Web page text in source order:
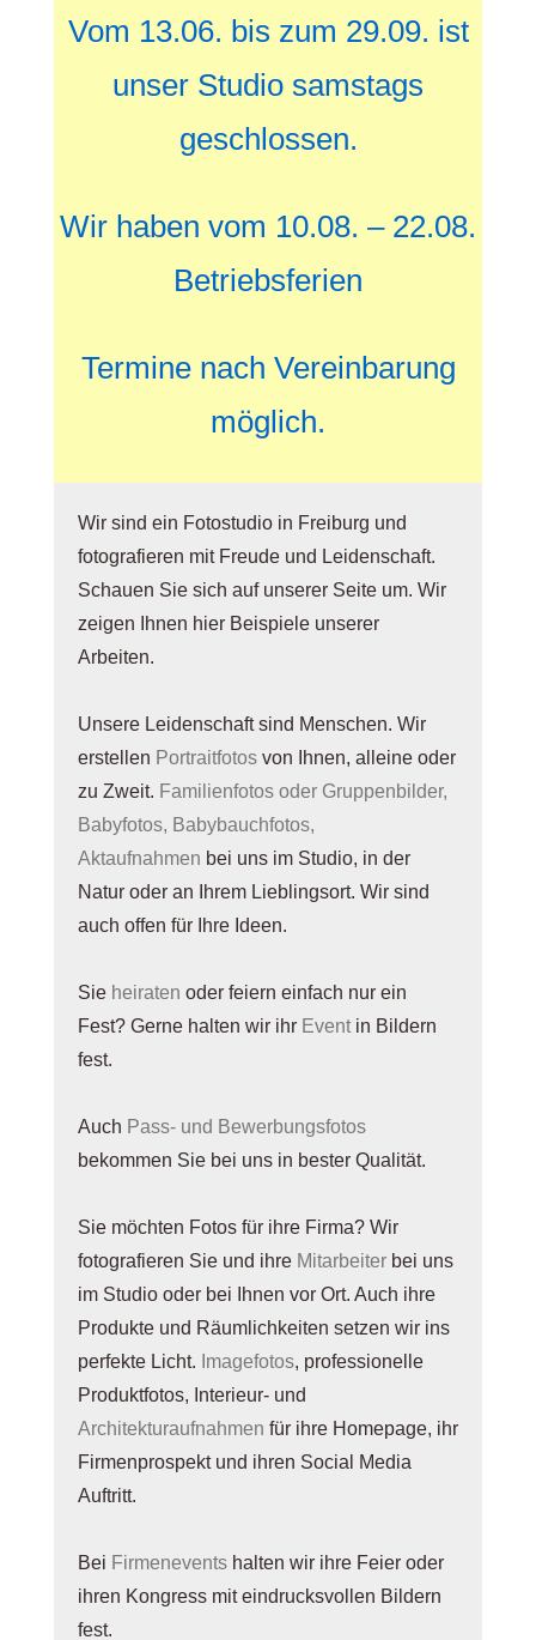
Vom 13.06. bis zum 29.09. ist
unser Studio samstags
geschlossen.
Wir haben vom 10.08. – 22.08.
Betriebsferien
Termine nach Vereinbarung
möglich.
Wir sind ein Fotostudio in Freiburg und
fotografieren mit Freude und Leidenschaft.
Schauen Sie sich auf unserer Seite um. Wir
zeigen Ihnen hier Beispiele unserer
Arbeiten.
Unsere Leidenschaft sind Menschen. Wir
erstellen Portraitfotos von Ihnen, alleine oder
zu Zweit. Familienfotos oder Gruppenbilder,
Babyfotos, Babybauchfotos,
Aktaufnahmen bei uns im Studio, in der
Natur oder an Ihrem Lieblingsort. Wir sind
auch offen für Ihre Ideen.
Sie heiraten oder feiern einfach nur ein
Fest? Gerne halten wir ihr Event in Bildern
fest.
Auch Pass- und Bewerbungsfotos
bekommen Sie bei uns in bester Qualität.
Sie möchten Fotos für ihre Firma? Wir
fotografieren Sie und ihre Mitarbeiter bei uns
im Studio oder bei Ihnen vor Ort. Auch ihre
Produkte und Räumlichkeiten setzen wir ins
perfekte Licht. Imagefotos, professionelle
Produktfotos, Interieur- und
Architekturaufnahmen für ihre Homepage, ihr
Firmenprospekt und ihren Social Media
Auftritt.
Bei Firmenevents halten wir ihre Feier oder
ihren Kongress mit eindrucksvollen Bildern
fest.